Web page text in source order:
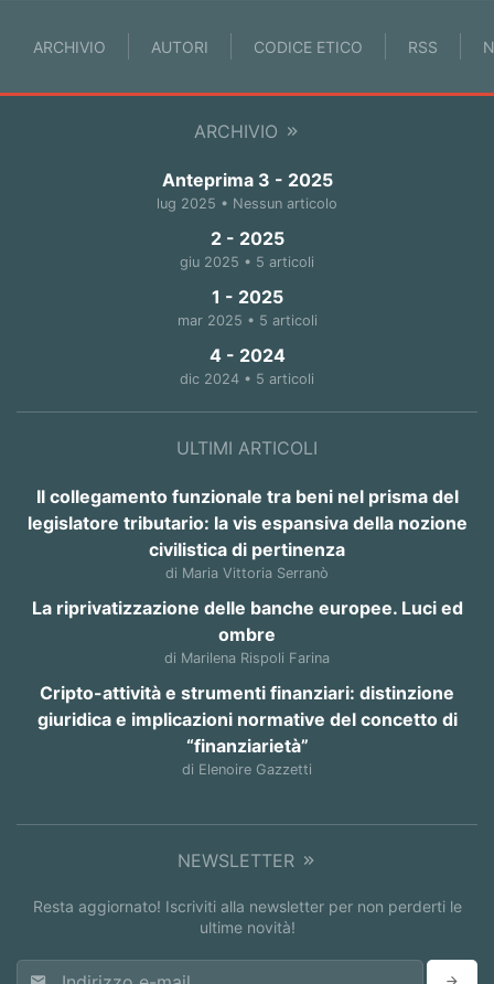
ARCHIVIO AUTORI CODICE ETICO RSS
ARCHIVIO
Anteprima 3 - 2025
lug 2025 • Nessun articolo
2 - 2025
giu 2025 • 5 articoli
1 - 2025
mar 2025 • 5 articoli
4 - 2024
dic 2024 • 5 articoli
ULTIMI ARTICOLI
Il collegamento funzionale tra beni nel prisma del
legislatore tributario: la vis espansiva della nozione
civilistica di pertinenza
di Maria Vittoria Serranò
La riprivatizzazione delle banche europee. Luci ed
ombre
di Marilena Rispoli Farina
Cripto-attività e strumenti finanziari: distinzione
giuridica e implicazioni normative del concetto di
“finanziarietà”
di Elenoire Gazzetti
NEWSLETTER
Resta aggiornato! Iscriviti alla newsletter per non perderti le
ultime novità!